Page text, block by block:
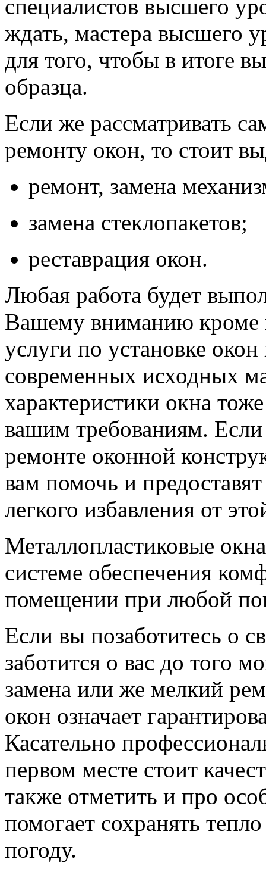
специалистов высшего
ждать, мастера высшего
для того, чтобы в итоге
образца.
Если же рассматривать
ремонту окон, то стоит
ремонт, замена
замена стеклопакетов;
реставрация окон.
Любая работа будет
Вашему вниманию кроме
услуги по установке
современных исходных
характеристики окна
вашим требованиям.
ремонте оконной
вам помочь и
легкого избавления от
Металлопластиковые
системе обеспечения
помещении при любой
Если вы позаботитесь о
заботится о вас до того
замена или же мелкий
окон означает
Касательно
первом месте стоит
также отметить и про
помогает сохранять
погоду.